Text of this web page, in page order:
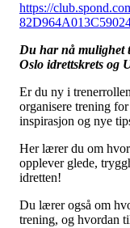
https://
Du har nå mulighet
Oslo idrettskrets og
Er du ny i
organisere trening
inspirasjon og nye
Her lærer du om
opplever glede,
idretten!
Du lærer også om
trening, og hvordan